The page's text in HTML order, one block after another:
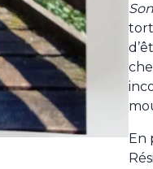
En